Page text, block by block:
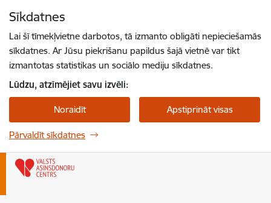
Sīkdatnes
Lai šī tīmekļvietne darbotos, tā izmanto obligāti nepieciešamās
sīkdatnes. Ar Jūsu piekrišanu papildus šajā vietnē var tikt
izmantotas statistikas un sociālo mediju sīkdatnes.
Lūdzu, atzīmējiet savu izvēli:
Noraidīt Apstiprināt visas
Pārvaldīt sīkdatnes